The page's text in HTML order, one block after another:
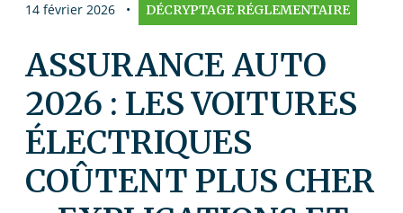
14 février 2026 • DÉCRYPTAGE RÉGLEMENTAIRE
ASSURANCE AUTO
2026 : LES VOITURES
ÉLECTRIQUES
COÛTENT PLUS CHER